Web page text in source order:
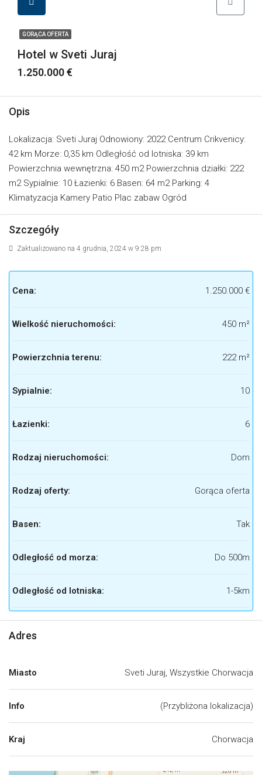
GORĄCA OFERTA
Hotel w Sveti Juraj
1.250.000 €
Opis
Lokalizacja: Sveti Juraj Odnowiony: 2022 Centrum Crikvenicy:
42 km Morze: 0,35 km Odległość od lotniska: 39 km
Powierzchnia wewnętrzna: 450 m2 Powierzchnia działki: 222
m2 Sypialnie: 10 Łazienki: 6 Basen: 64 m2 Parking: 4
Klimatyzacja Kamery Patio Plac zabaw Ogród
Szczegóły
Zaktualizowano na 4 grudnia, 2024 w 9:28 pm
Cena: 1.250.000 €
Wielkość nieruchomości: 450 m²
Powierzchnia terenu: 222 m²
Sypialnie: 10
Łazienki: 6
Rodzaj nieruchomości: Dom
Rodzaj oferty: Gorąca oferta
Basen: Tak
Odległość od morza: Do 500m
Odległość od lotniska: 1-5km
Adres
Miasto Sveti Juraj, Wszystkie Chorwacja
Info (Przybliżona lokalizacja)
Kraj Chorwacja